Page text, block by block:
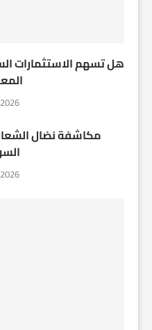
هل تسهم الاستثمارات
مكاشفة نضال